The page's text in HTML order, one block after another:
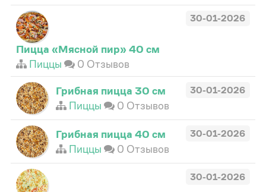
30-01-2026
Пицца «Мясной пир» 40 см
Пиццы
0 Отзывов
30-01-2026
Грибная пицца 30 см
Пиццы
0 Отзывов
30-01-2026
Грибная пицца 40 см
Пиццы
0 Отзывов
30-01-2026